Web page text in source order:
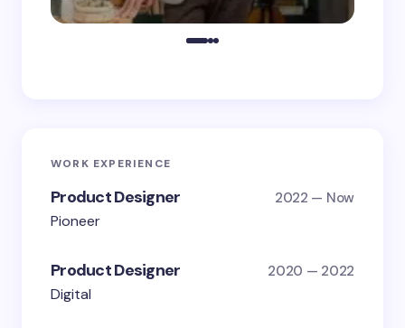
WORK EXPERIENCE
Product Designer 2022 — Now
Pioneer
Product Designer 2020 — 2022
Digital